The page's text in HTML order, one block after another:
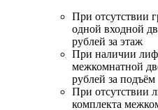
При отсутствии
одной входной
рублей за этаж
При наличии
межкомнатной
рублей за подъём
При отсутствии
комплекта